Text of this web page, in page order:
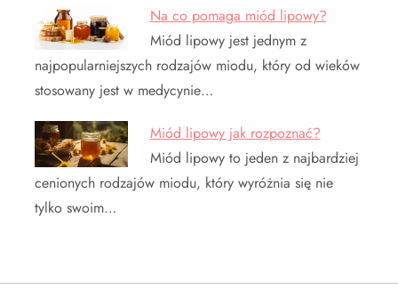
Na co pomaga miód lipowy?
Miód lipowy jest jednym z
najpopularniejszych rodzajów miodu, który od wieków
stosowany jest w medycynie…
Miód lipowy jak rozpoznać?
Miód lipowy to jeden z najbardziej
cenionych rodzajów miodu, który wyróżnia się nie
tylko swoim…